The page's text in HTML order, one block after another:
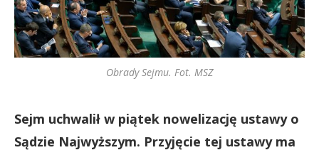
Obrady Sejmu. Fot. MSZ
Sejm uchwalił w piątek nowelizację ustawy o
Sądzie Najwyższym. Przyjęcie tej ustawy ma